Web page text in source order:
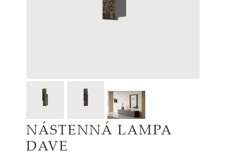
SVIETIDLÁ
ZRKADLÁ
DOPLNKY
NÁSTENNÁ LAMPA
DAVE